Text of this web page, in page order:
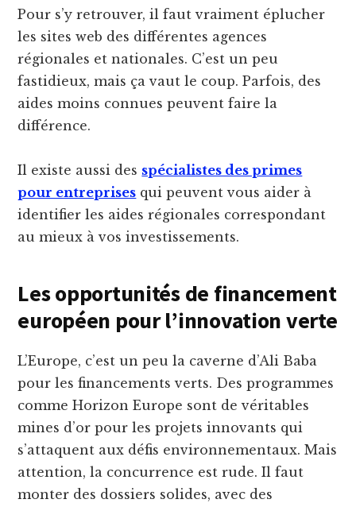
Pour s’y retrouver, il faut vraiment éplucher
les sites web des différentes agences
régionales et nationales. C’est un peu
fastidieux, mais ça vaut le coup. Parfois, des
aides moins connues peuvent faire la
différence.
Il existe aussi des spécialistes des primes
pour entreprises qui peuvent vous aider à
identifier les aides régionales correspondant
au mieux à vos investissements.
Les opportunités de financement
européen pour l’innovation verte
L’Europe, c’est un peu la caverne d’Ali Baba
pour les financements verts. Des programmes
comme Horizon Europe sont de véritables
mines d’or pour les projets innovants qui
s’attaquent aux défis environnementaux. Mais
attention, la concurrence est rude. Il faut
monter des dossiers solides, avec des